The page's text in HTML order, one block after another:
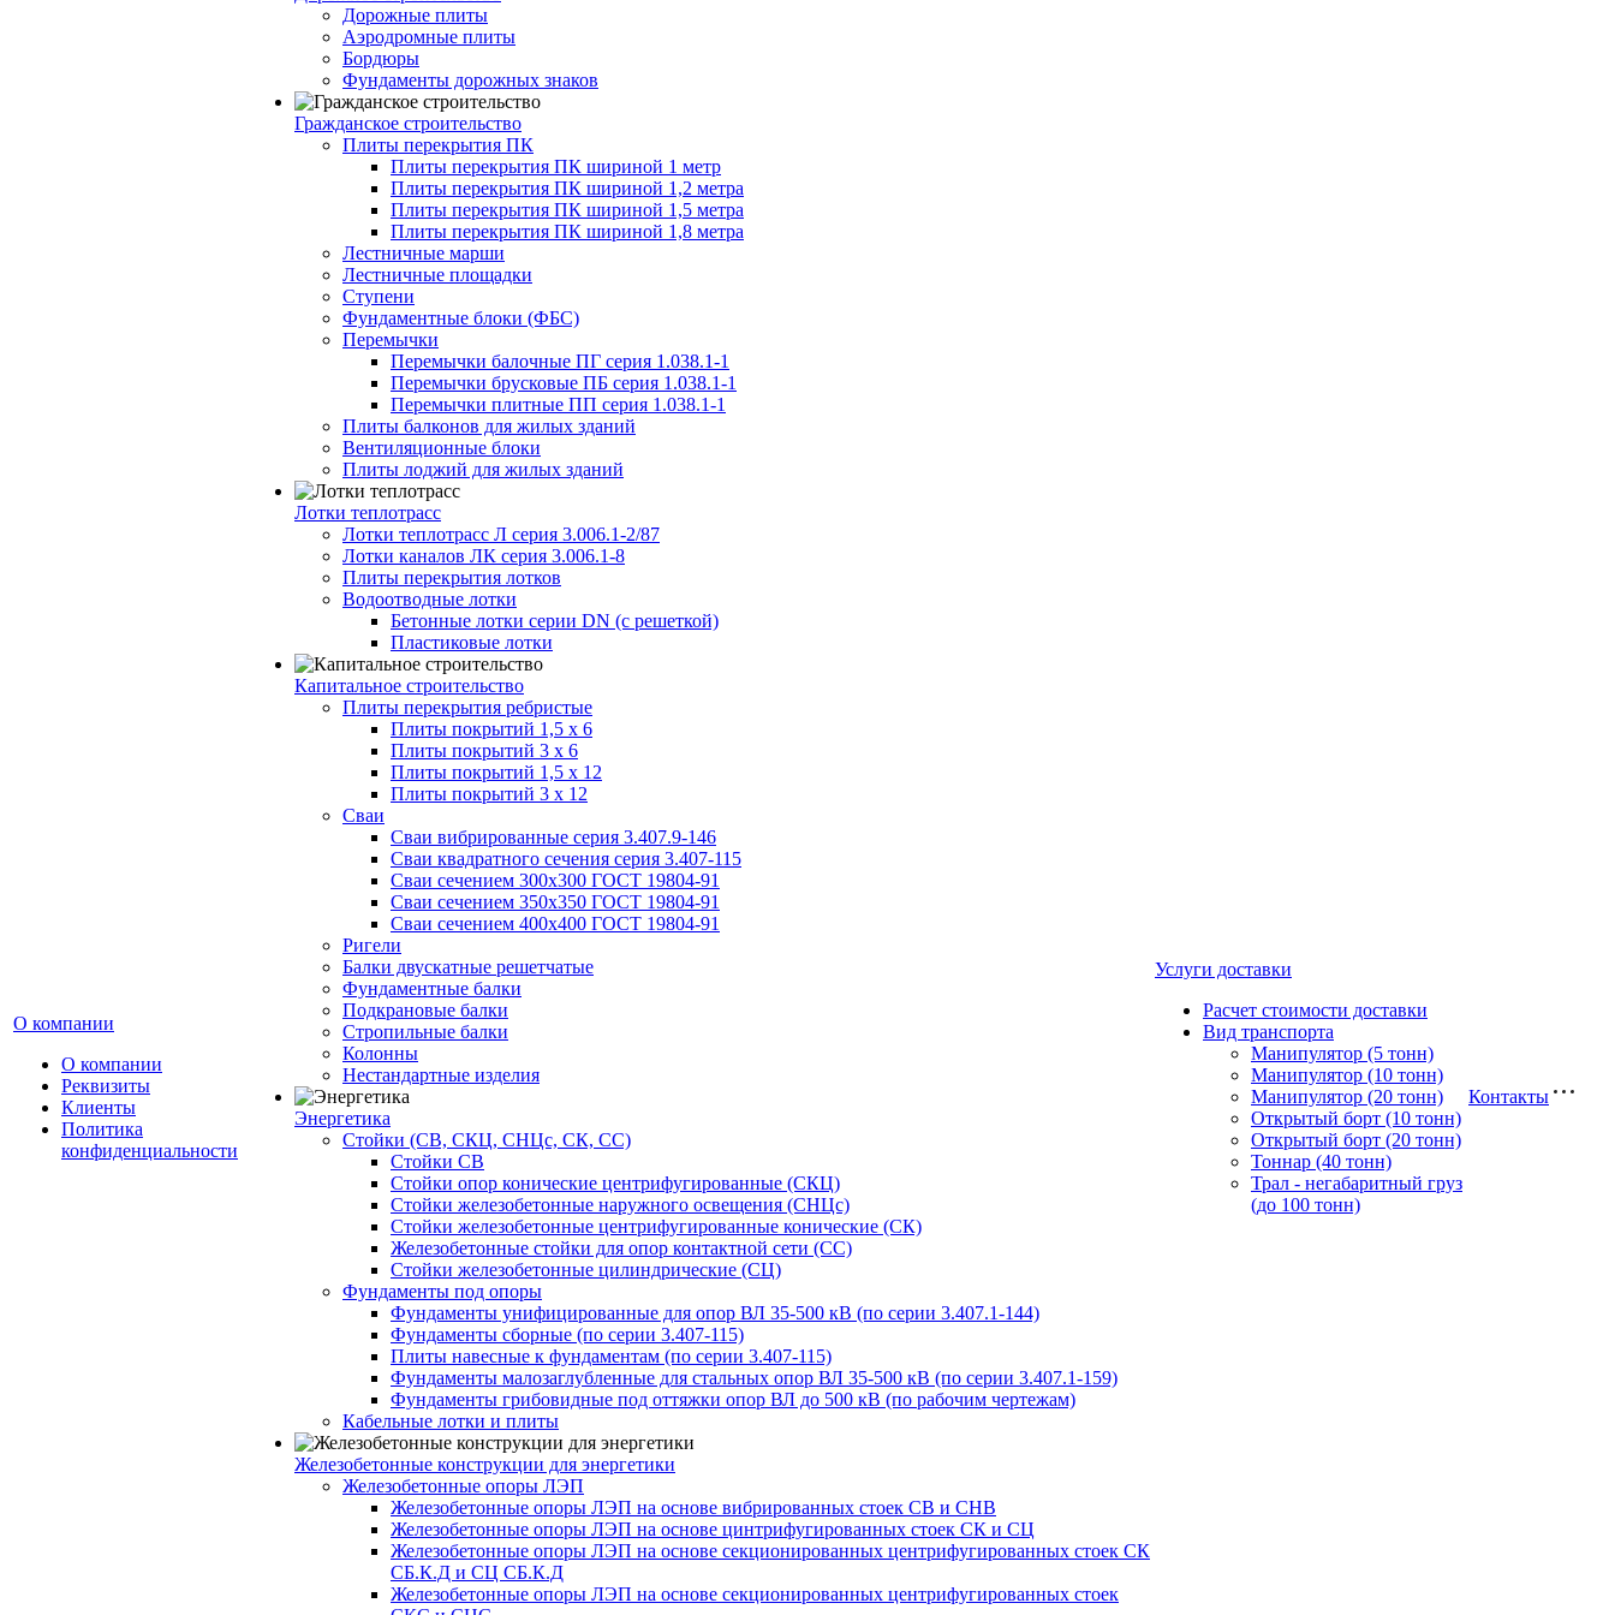
О компании
О компании
Реквизиты
Клиенты
Политика
конфиденциальности
Дорожные плиты
Аэродромные плиты
Бордюры
Фундаменты дорожных знаков
Гражданское строительство
Плиты перекрытия ПК
Плиты перекрытия ПК шириной 1 метр
Плиты перекрытия ПК шириной 1,2 метра
Плиты перекрытия ПК шириной 1,5 метра
Плиты перекрытия ПК шириной 1,8 метра
Лестничные марши
Лестничные площадки
Ступени
Фундаментные блоки (ФБС)
Перемычки
Перемычки балочные ПГ серия 1.038.1-1
Перемычки брусковые ПБ серия 1.038.1-1
Перемычки плитные ПП серия 1.038.1-1
Плиты балконов для жилых зданий
Вентиляционные блоки
Плиты лоджий для жилых зданий
Лотки теплотрасс
Лотки теплотрасс Л серия 3.006.1-2/87
Лотки каналов ЛК серия 3.006.1-8
Плиты перекрытия лотков
Водоотводные лотки
Бетонные лотки серии DN (с решеткой)
Пластиковые лотки
Капитальное строительство
Плиты перекрытия ребристые
Плиты покрытий 1,5 x 6
Плиты покрытий 3 x 6
Плиты покрытий 1,5 x 12
Плиты покрытий 3 x 12
Сваи
Сваи вибрированные серия 3.407.9-146
Сваи квадратного сечения серия 3.407-115
Сваи сечением 300х300 ГОСТ 19804-91
Сваи сечением 350х350 ГОСТ 19804-91
Сваи сечением 400х400 ГОСТ 19804-91
Ригели
Балки двускатные решетчатые
Фундаментные балки
Подкрановые балки
Стропильные балки
Колонны
Нестандартные изделия
Энергетика
Стойки (СВ, СКЦ, СНЦс, СК, СС)
Стойки СВ
Стойки опор конические центрифугированные (СКЦ)
Стойки железобетонные наружного освещения (СНЦс)
Стойки железобетонные центрифугированные конические (СК)
Железобетонные стойки для опор контактной сети (СС)
Стойки железобетонные цилиндрические (СЦ)
Фундаменты под опоры
Фундаменты унифицированные для опор ВЛ 35-500 кВ (по серии 3.407.1-144)
Фундаменты сборные (по серии 3.407-115)
Плиты навесные к фундаментам (по серии 3.407-115)
Фундаменты малозаглубленные для стальных опор ВЛ 35-500 кВ (по серии 3.407.1-159)
Фундаменты грибовидные под оттяжки опор ВЛ до 500 кВ (по рабочим чертежам)
Кабельные лотки и плиты
Железобетонные конструкции для энергетики
Железобетонные опоры ЛЭП
Железобетонные опоры ЛЭП на основе вибрированных стоек СВ и СНВ
Железобетонные опоры ЛЭП на основе цинтрифугированных стоек СК и СЦ
Железобетонные опоры ЛЭП на основе секционированных центрифугированных стоек СК
СБ.К.Д и СЦ СБ.К.Д
Железобетонные опоры ЛЭП на основе секционированных центрифугированных стоек
Услуги доставки
Расчет стоимости доставки
Вид транспорта
Манипулятор (5 тонн)
Манипулятор (10 тонн)
Манипулятор (20 тонн)
Открытый борт (10 тонн)
Открытый борт (20 тонн)
Тоннар (40 тонн)
Трал - негабаритный груз
(до 100 тонн)
Контакты